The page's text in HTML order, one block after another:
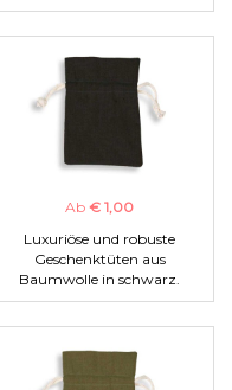
Ab € 1,00
Luxuriöse und robuste
Geschenktüten aus
Baumwolle in schwarz.